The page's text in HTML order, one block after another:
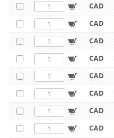
CAD
CAD
CAD
CAD
CAD
CAD
CAD
CAD